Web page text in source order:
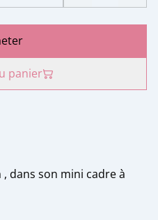
panier
dans son mini cadre à